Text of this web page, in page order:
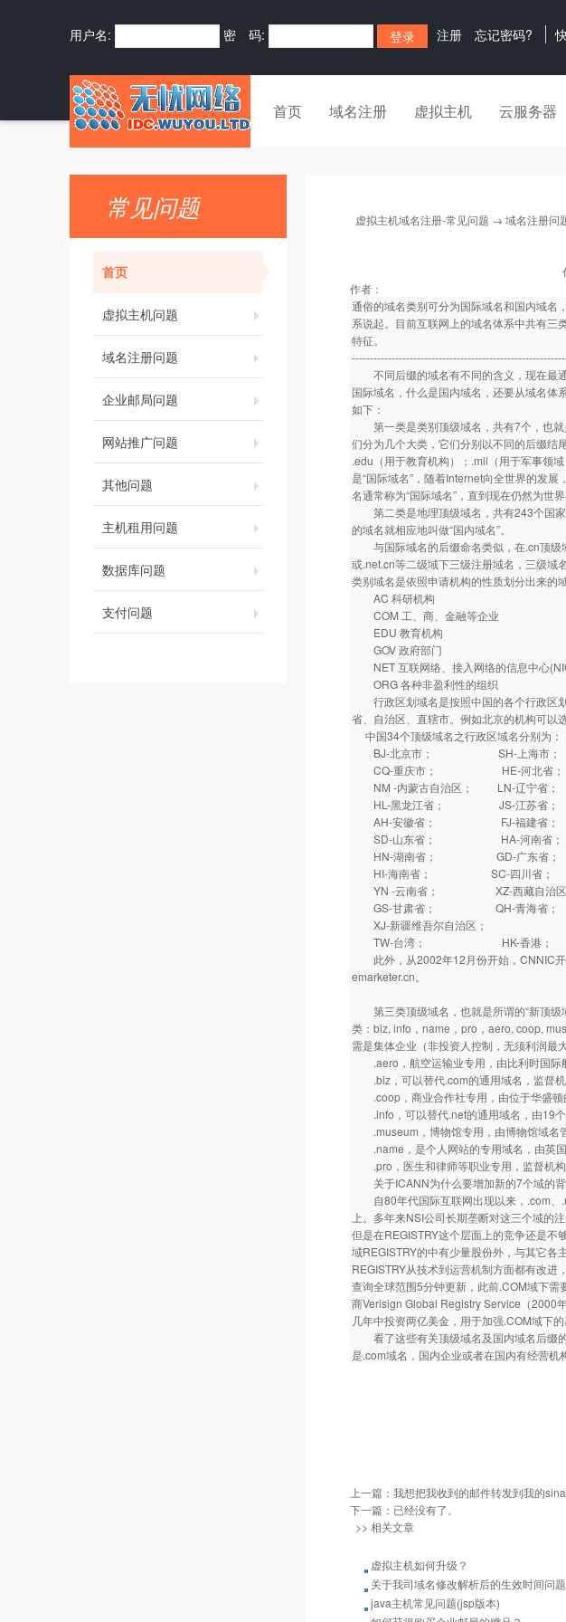
用户名: 密 码: 注册 忘记密码?
首页 域名注册 虚拟主机 云服务器
常见问题
首页
虚拟主机问题
域名注册问题
企业邮局问题
网站推广问题
其他问题
主机租用问题
数据库问题
支付问题
虚拟主机域名注册-常见问题 → 域名注册问
作者：
通俗的域名类别可分为国际域名和国内域名
系说起。目前互联网上的域名体系中共有三
特征。
不同后缀的域名有不同的含义，现在最通
国际域名，什么是国内域名，还要从域名体
如下：
第一类是类别顶级域名，共有7个，也就
们分为几个大类，它们分别以不同的后缀结
.edu（用于教育机构）；.mil（用于军事领
是“国际域名”，随着Internet向全世界的发
名通常称为“国际域名”，直到现在仍然为世界
第二类是地理顶级域名，共有243个国家
的域名就相应地叫做“国内域名”。
与国际域名的后缀命名类似，在.cn顶级
或.net.cn等二级域下三级注册域名，三级域
类别域名是依照申请机构的性质划分出来的
AC 科研机构
COM 工、商、金融等企业
EDU 教育机构
GOV 政府部门
NET 互联网络、接入网络的信息中心
ORG 各种非盈利性的组织
行政区划域名是按照中国的各个行政区划
省、自治区、直辖市。例如北京的机构可以
中国34个顶级域名之行政区域名分别为：
BJ-北京市； SH-上海市
CQ-重庆市； HE-河北省
NM -内蒙古自治区； LN-辽
HL-黑龙江省； JS-江苏
AH-安徽省； FJ-福建省
SD-山东省； HA-河南省
HN-湖南省； GD-广东省；
HI-海南省； SC-四川省
YN -云南省； XZ-西藏自治
GS-甘肃省； QH-青海省；
XJ-新疆维吾尔自治区；
TW-台湾； HK-香港
此外，从2002年12月份开始，CNNIC开
emarketer.cn。
第三类顶级域名，也就是所谓的“新顶级
类：biz, info，name，pro，aero, coop,
需是集体企业（非投资人控制，无须利润最
.aero，航空运输业专用，由比利时国际
.biz，可以替代.com的通用域名，监督机
.coop，商业合作社专用，由位于华盛顿
.info，可以替代.net的通用域名，由19个
.museum，博物馆专用，由博物馆域名
.name，是个人网站的专用域名，由英国
.pro，医生和律师等职业专用，监督机构
关于ICANN为什么要增加新的7个域的背
自80年代国际互联网出现以来，.com、
上。多年来NSI公司长期垄断对这三个域的
但是在REGISTRY这个层面上的竞争还是
域REGISTRY的中有少量股份外，与其它各
REGISTRY从技术到运营机制方面都有改
查询全球范围5分钟更新，此前.COM域下
商Verisign Global Registry Service（2000
几年中投资两亿美金，用于加强.COM域下的
看了这些有关顶级域名及国内域名后缀的
是.com域名，国内企业或者在国内有经营
上一篇： 我想把我收到的邮件转发到我的
下一篇：已经没有了。
>> 相关文章
虚拟主机如何升级？
关于我司域名修改解析后的生效时间问题
java主机常见问题(jsp版本)